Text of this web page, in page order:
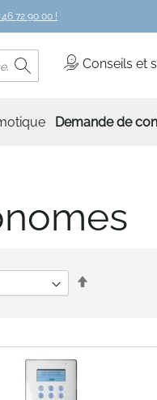
72 90 00 !
Conseils et
Rechercher
Demande de